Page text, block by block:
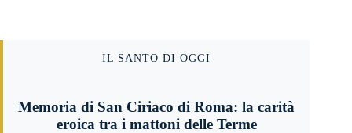
IL SANTO DI OGGI
Memoria di San Ciriaco di Roma: la carità
eroica tra i mattoni delle Terme